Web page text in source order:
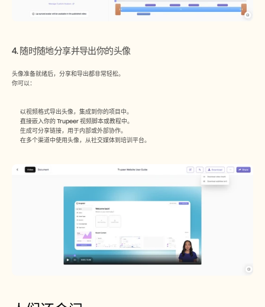
4. 随时随地分享并导出你的头像
头像准备就绪后，分享和导出都非常轻松。
你可以：
以视频格式导出头像，集成到你的项目中。
直接嵌入你的 Trupeer 视频脚本或教程中。
生成可分享链接，用于内部或外部协作。
在多个渠道中使用头像，从社交媒体到培训平台。